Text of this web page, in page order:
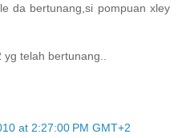
da bertunang,si pompuan xley
telah bertunang..
at 2:27:00 PM GMT+2